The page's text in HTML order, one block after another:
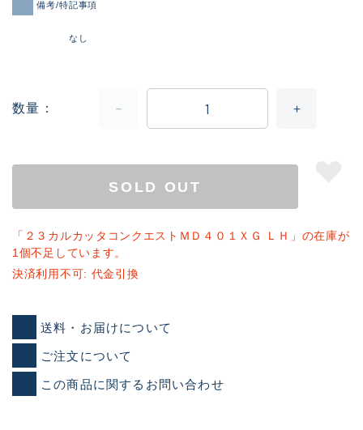
備考/特記事項
なし
数量
SOLD OUT
「２３カルカッタコンクエストＭＤ４０１ＸＧ ＬＨ」の在庫が
1個不足しています。
決済利用不可: 代金引換
送料・お届けについて
ご注文について
この商品に関するお問い合わせ